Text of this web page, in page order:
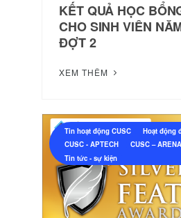
KẾT QUẢ HỌC
CHO SINH VIÊN
ĐỢT 2
XEM THÊM
Tin hoạt động CUSC
Hoạt động
CUSC - APTECH
CUSC – ARENA
Tin tức - sự kiện